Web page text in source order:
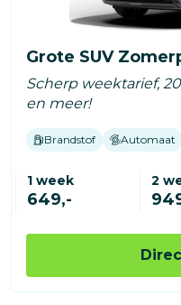
Grote SUV
Scherp weektarief,
en meer!
Brandstof Automaat
1 week
649,-
2